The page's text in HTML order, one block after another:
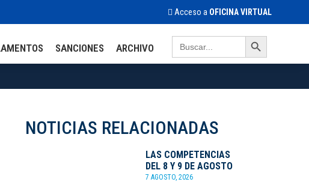
Acceso a OFICINA VIRTUAL
SANCIONES ARCHIVO
Search
for:
Search Button
NOTICIAS RELACIONADAS
LAS COMPETENCIAS
DEL 8 Y 9 DE AGOSTO
7 AGOSTO, 2026